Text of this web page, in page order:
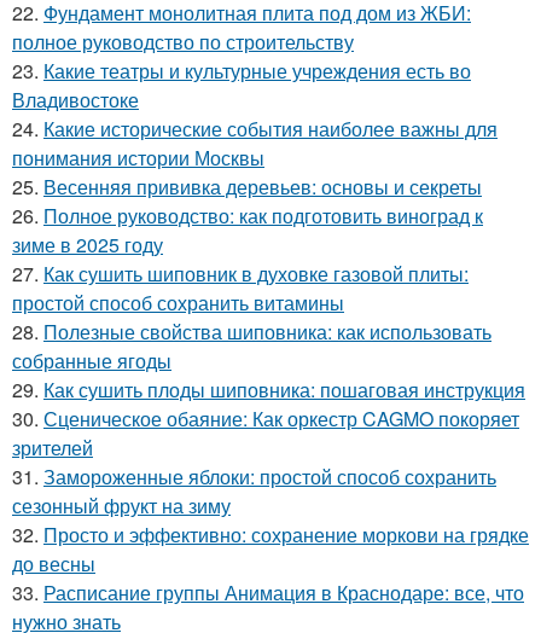
22. Фундамент монолитная плита под дом из ЖБИ:
полное руководство по строительству
23. Какие театры и культурные учреждения есть во
Владивостоке
24. Какие исторические события наиболее важны для
понимания истории Москвы
25. Весенняя прививка деревьев: основы и секреты
26. Полное руководство: как подготовить виноград к
зиме в 2025 году
27. Как сушить шиповник в духовке газовой плиты:
простой способ сохранить витамины
28. Полезные свойства шиповника: как использовать
собранные ягоды
29. Как сушить плоды шиповника: пошаговая инструкция
30. Сценическое обаяние: Как оркестр CAGMO покоряет
зрителей
31. Замороженные яблоки: простой способ сохранить
сезонный фрукт на зиму
32. Просто и эффективно: сохранение моркови на грядке
до весны
33. Расписание группы Анимация в Краснодаре: все, что
нужно знать